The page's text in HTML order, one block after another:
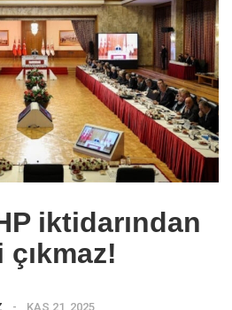
iktidarından
KAS 21, 2025